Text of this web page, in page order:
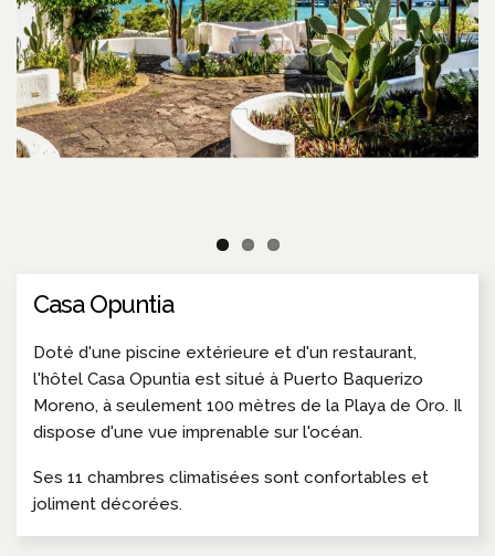
Casa Opuntia
Doté d'une piscine extérieure et d'un restaurant,
l'hôtel Casa Opuntia est situé à Puerto Baquerizo
Moreno, à seulement 100 mètres de la Playa de Oro. Il
dispose d'une vue imprenable sur l'océan.
Ses 11 chambres climatisées sont confortables et
joliment décorées.